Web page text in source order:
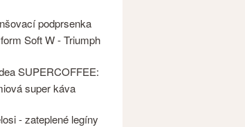
podprsenka
Soft W - Triumph
SUPERCOFFEE:
super káva
- zateplené legíny